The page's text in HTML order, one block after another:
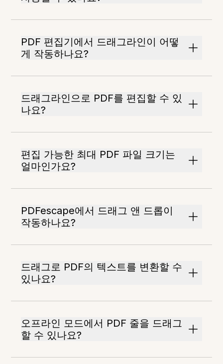
PDF 편집기에서 드래그라인이 어떻
게 작동하나요?
드래그라인으로 PDF를 편집할 수 있
나요?
편집 가능한 최대 PDF 파일 크기는
얼마인가요?
PDFescape에서 드래그 앤 드롭이
작동하나요?
드래그로 PDF의 텍스트를 변환할 수
있나요?
오프라인 모드에서 PDF 줄을 드래그
할 수 있나요?